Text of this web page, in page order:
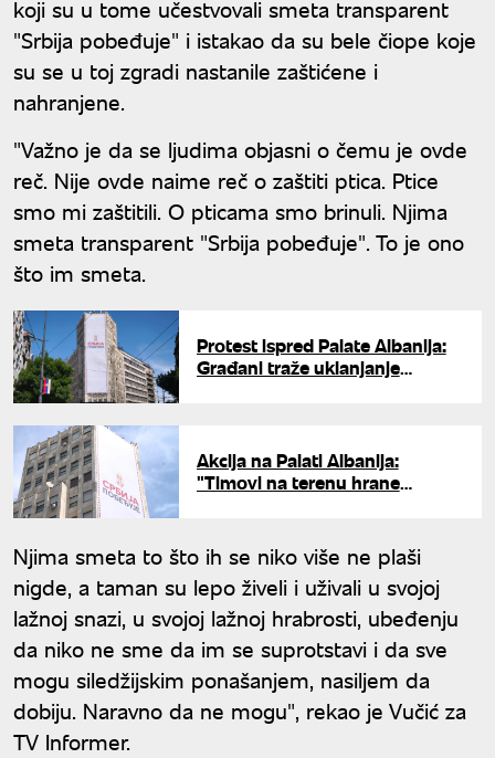
koji su u tome učestvovali smeta transparent
"Srbija pobeđuje" i istakao da su bele čiope koje
su se u toj zgradi nastanile zaštićene i
nahranjene.
"Važno je da se ljudima objasni o čemu je ovde
reč. Nije ovde naime reč o zaštiti ptica. Ptice
smo mi zaštitili. O pticama smo brinuli. Njima
smeta transparent "Srbija pobeđuje". To je ono
što im smeta.
Protest ispred Palate Albanija:
Građani traže uklanjanje
Akcija na Palati Albanija:
"Timovi na terenu hrane
Njima smeta to što ih se niko više ne plaši
nigde, a taman su lepo živeli i uživali u svojoj
lažnoj snazi, u svojoj lažnoj hrabrosti, ubeđenju
da niko ne sme da im se suprotstavi i da sve
mogu siledžijskim ponašanjem, nasiljem da
dobiju. Naravno da ne mogu", rekao je Vučić za
TV Informer.